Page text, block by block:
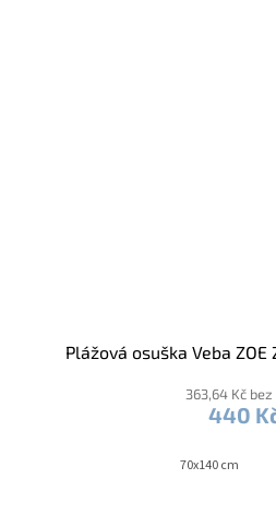
Plážová osuška Veba
363,64 Kč bez
440
70x140 cm